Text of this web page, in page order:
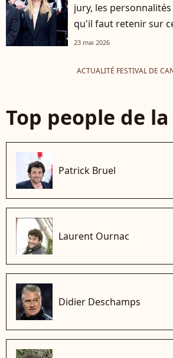
jury, les
qu'il faut retenir sur
23 mai 2026
ACTUALITÉ FESTIVAL DE
Top people de
Patrick Bruel
Laurent Ournac
Didier Deschamps